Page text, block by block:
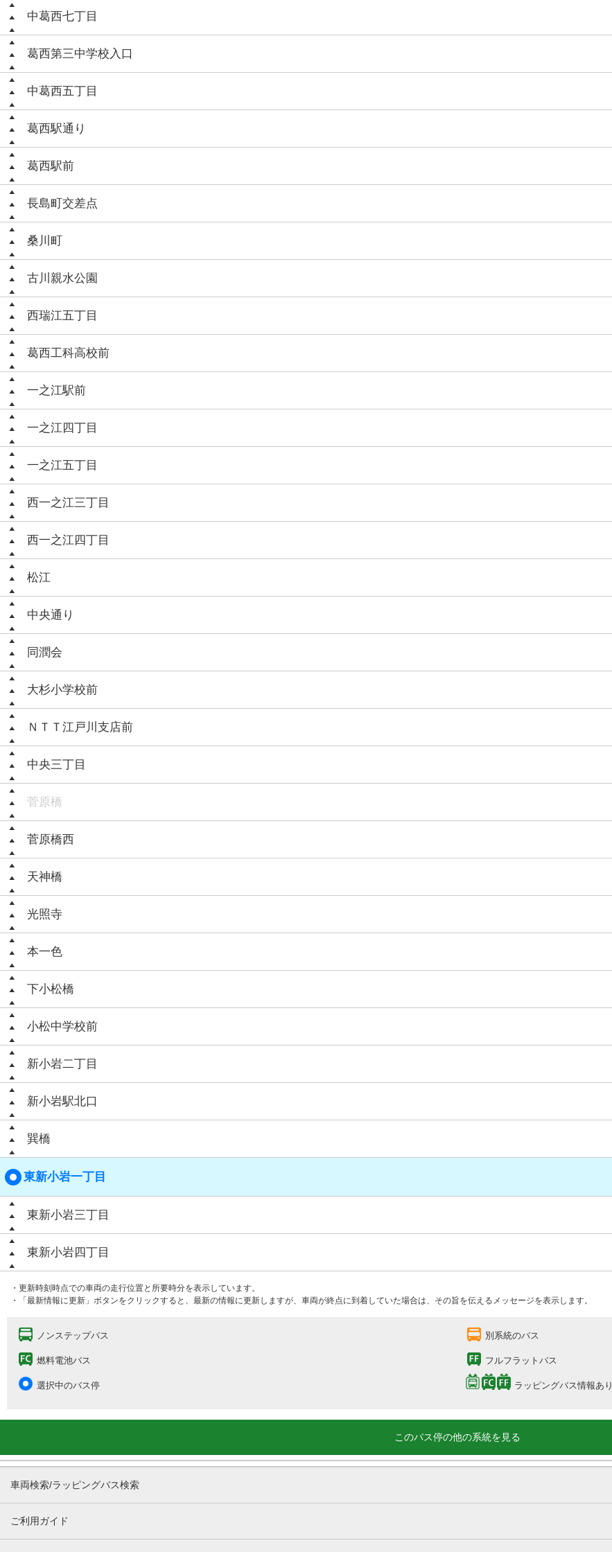
中葛西七丁目
葛西第三中学校入口
中葛西五丁目
葛西駅通り
葛西駅前
長島町交差点
桑川町
古川親水公園
西瑞江五丁目
葛西工科高校前
一之江駅前
一之江四丁目
一之江五丁目
西一之江三丁目
西一之江四丁目
松江
中央通り
同潤会
大杉小学校前
ＮＴＴ江戸川支店前
中央三丁目
菅原橋
菅原橋西
天神橋
光照寺
本一色
下小松橋
小松中学校前
新小岩二丁目
新小岩駅北口
巽橋
東新小岩一丁目
東新小岩三丁目
東新小岩四丁目
・更新時刻時点での車両の走行位置と所要時分を表示しています。
・「最新情報に更新」ボタンをクリックすると、最新の情報に更新しますが、車両が終点に到着していた場合は、その旨を伝えるメッセージを表示します。
ノンステップバス 別系統のバス
燃料電池バス フルフラットバス
選択中のバス停 ラッピングバス情報あり
このバス停の他の系統を見る
車両検索/ラッピングバス検索
ご利用ガイド